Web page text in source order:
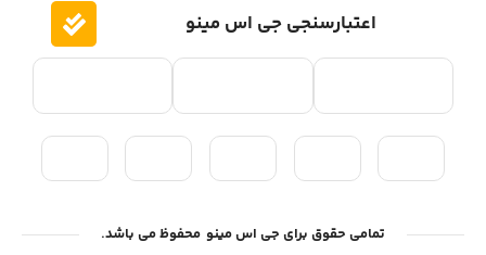
اعتبارسنجی جی اس مینو
تمامی حقوق برای جی اس مینو محفوظ می باشد.